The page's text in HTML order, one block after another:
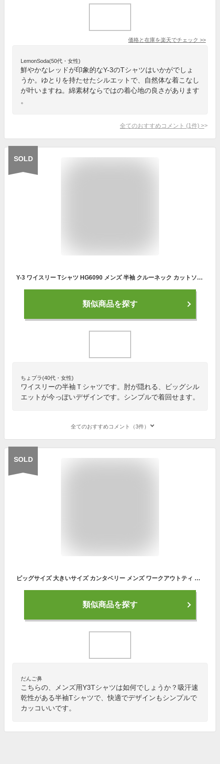
価格と在庫を楽天でチェック >>
LemonSoda(50代・女性)
鮮やかなレッドが印象的なY-3のTシャツはいかがでしょ
うか。ゆとりを持たせたシルエットで、自然体な着こなし
が叶いますね。綿素材ならではの着心地の良さがあります
。
全てのおすすめコメント (1 件) >
SOLD
Y-3 ワイスリー Tシャツ HG6090 メンズ 半袖 クルーネック カットソー スリーストライプス コットン オーバーサイズ ルーズフィット CWHITE【cp_twen】
類似商品を探す
ちょプラ(40代・女性)
ワイスリーの半袖Ｔシャツです。肘が隠れる、ビッグシル
エットが今っぽいデザインです。シンプルで着回せます。
全てのおすすめコメント（3件）
SOLD
ビッグサイズ 大きいサイズ カンタベリー メンズ ワークアウトティ 半袖Tシャツ トップス 吸汗速乾 UVカット 送料無料 canterbury RP33141B
類似商品を探す
だんご鼻
こちらの、メンズ用Y3Tシャツは如何でしょうか？吸汗速
乾性がある半袖Tシャツで、快適でデザインもシンプルで
カッコいいです。